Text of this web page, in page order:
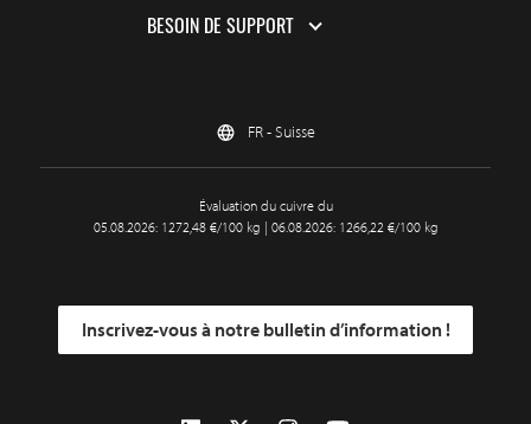
BESOIN DE SUPPORT
FR - Suisse
Évaluation du cuivre du
05.08.2026: 1272,48 €/100 kg | 06.08.2026: 1266,22 €/100 kg
Inscrivez-vous à notre bulletin d’information !